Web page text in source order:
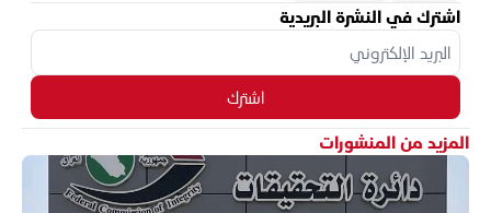
اشترك في النشرة البريدية
اشترك
المزيد من المنشورات